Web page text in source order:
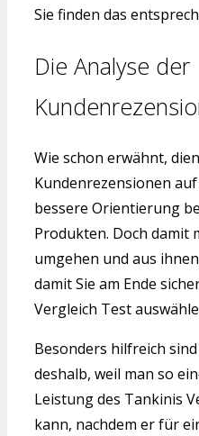
Sie finden das
Die Analyse der
Wie schon erwähnt,
Kundenrezensionen
bessere Orientierung
Produkten. Doch damit
umgehen und aus
damit Sie am Ende
Vergleich Test
Besonders hilfreich
deshalb, weil man so
Leistung des Tankinis
kann, nachdem er für